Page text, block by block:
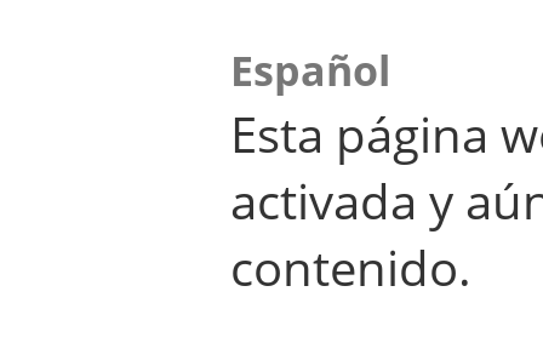
Español
Esta página
activada y
contenido.